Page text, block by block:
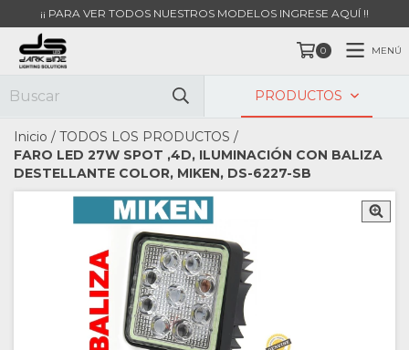
¡¡ PARA VER TODOS NUESTROS MODELOS INGRESE AQUÍ !!
0 MENÚ
PRODUCTOS
Inicio / TODOS LOS PRODUCTOS /
FARO LED 27W SPOT ,4D, ILUMINACIÓN CON BALIZA
DESTELLANTE COLOR, MIKEN, DS-6227-SB